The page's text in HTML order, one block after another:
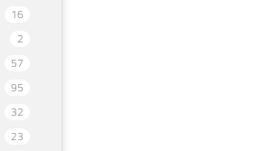
16
2
57
95
32
23